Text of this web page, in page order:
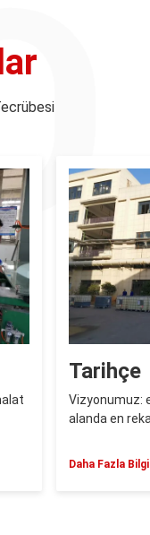
Tarihçe
Vizyonumuz:
alanda en
Daha Fazla